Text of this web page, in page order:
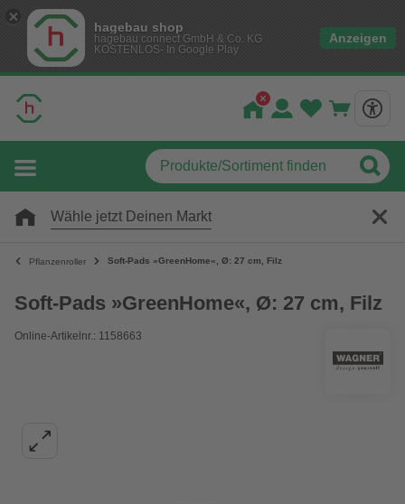
hagebau shop
hagebau connect GmbH & Co. KG
KOSTENLOS- In Google Play
Anzeigen
Wähle jetzt Deinen Markt
Pflanzenroller Soft-Pads »GreenHome«, Ø: 27 cm, Filz
Soft-Pads »GreenHome«, Ø: 27 cm, Filz
Online-Artikelnr.: 1158663